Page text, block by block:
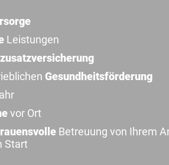
Leistungen
Gesundheitsförderung
vor Ort
Betreuung von Ihrem
Start